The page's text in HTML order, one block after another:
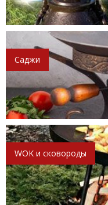
Саджи
WOK и сковороды